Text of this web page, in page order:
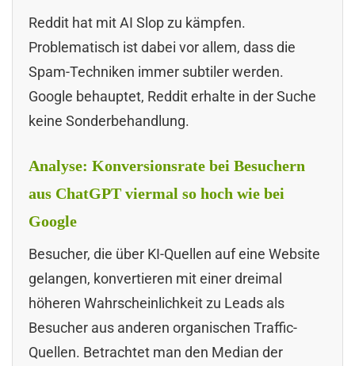
Reddit hat mit AI Slop zu kämpfen.
Problematisch ist dabei vor allem, dass die
Spam-Techniken immer subtiler werden.
Google behauptet, Reddit erhalte in der Suche
keine Sonderbehandlung.
Analyse: Konversionsrate bei Besuchern
aus ChatGPT viermal so hoch wie bei
Google
Besucher, die über KI-Quellen auf eine Website
gelangen, konvertieren mit einer dreimal
höheren Wahrscheinlichkeit zu Leads als
Besucher aus anderen organischen Traffic-
Quellen. Betrachtet man den Median der